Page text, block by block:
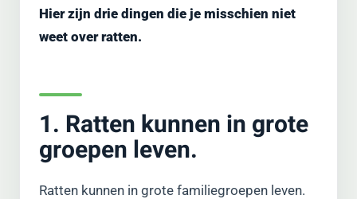
Hier zijn drie dingen die je misschien niet
weet over ratten.
1. Ratten kunnen in grote
groepen leven.
Ratten kunnen in grote familiegroepen leven.